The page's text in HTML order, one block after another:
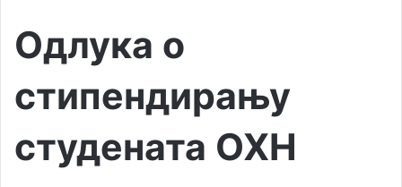
Одлука о
стипендирању
студената ОХН